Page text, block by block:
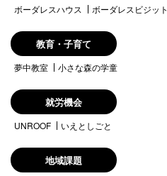
ボーダレスハウス ボーダレスビジット
教育・子育て
夢中教室 小さな森の学童
就労機会
UNROOF いえとしごと
地域課題